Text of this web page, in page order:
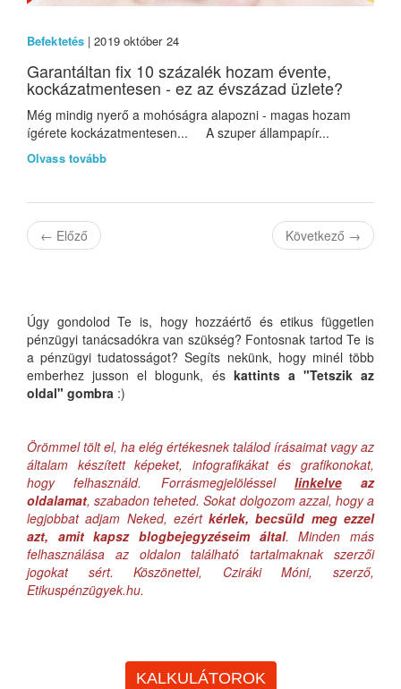
Befektetés | 2019 október 24
Garantáltan fix 10 százalék hozam évente,
kockázatmentesen - ez az évszázad üzlete?
Még mindig nyerő a mohóságra alapozni - magas hozam
ígérete kockázatmentesen... A szuper állampapír...
Olvass tovább
← Előző Következő →
Úgy gondolod Te is, hogy hozzáértő és etikus független
pénzügyi tanácsadókra van szükség? Fontosnak tartod Te is
a pénzügyi tudatosságot? Segíts nekünk, hogy minél több
emberhez jusson el blogunk, és kattints a "Tetszik az
oldal" gombra :)
Örömmel tölt el, ha elég értékesnek találod írásaimat vagy az
általam készített képeket, infografikákat és grafikonokat,
hogy felhasználd. Forrásmegjelöléssel linkelveaz
oldalamat, szabadon teheted. Sokat dolgozom azzal, hogy a
legjobbat adjam Neked, ezértkérlek, becsüld meg ezzel
azt, amit kapsz blogbejegyzéseim által. Minden más
felhasználása az oldalon található tartalmaknak szerzői
jogokat sért. Köszönettel, Cziráki Móni, szerző,
Etikuspénzügyek.hu.
KALKULÁTOROK